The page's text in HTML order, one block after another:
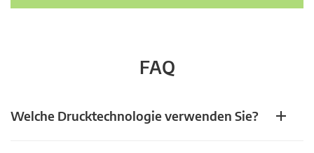
FAQ
Welche Drucktechnologie verwenden Sie?